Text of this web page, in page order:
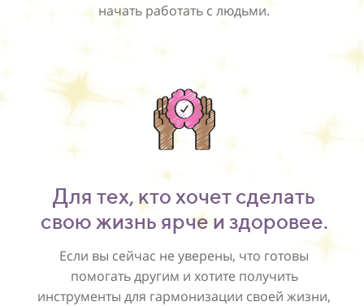
начать работать с людьми.
Для тех, кто хочет сделать
свою жизнь ярче и здоровее.
Если вы сейчас не уверены, что готовы
помогать другим и хотите получить
инструменты для гармонизации своей жизни,